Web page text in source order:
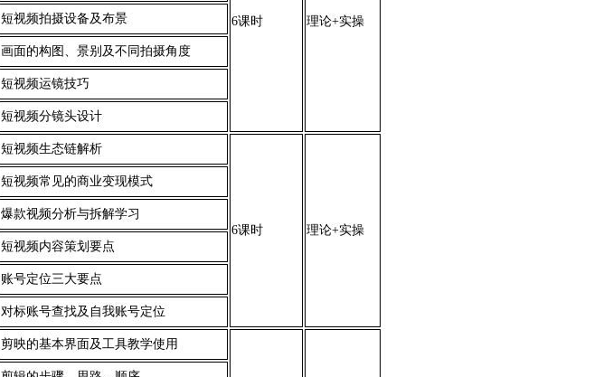
6课时 理论+实操
短视频拍摄设备及布景
画面的构图、景别及不同拍摄角度
短视频运镜技巧
短视频分镜头设计
短视频生态链解析
6课时 理论+实操
短视频常见的商业变现模式
爆款视频分析与拆解学习
短视频内容策划要点
账号定位三大要点
对标账号查找及自我账号定位
剪映的基本界面及工具教学使用